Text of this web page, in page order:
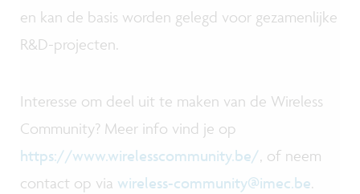
en kan de basis worden gelegd voor gezamenlijke
R&D-projecten.
Interesse om deel uit te maken van de Wireless
Community? Meer info vind je op
https://www.wirelesscommunity.be/, of neem
contact op via wireless-community@imec.be.